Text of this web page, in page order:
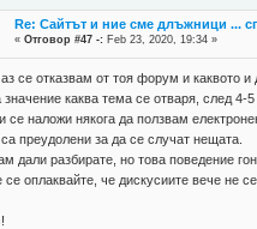
Re: Сайтът и ние сме длъжници ...
«Отговор #47 -: Feb 23, 2020, 19:34 »
се отказвам от тоя форум и каквото и
каква тема се отваря, след 4-
се наложи някога да ползвам
са преудолени за да се случат нещата.
дали разбирате, но това поведение
се оплаквайте, че дискусиите вече